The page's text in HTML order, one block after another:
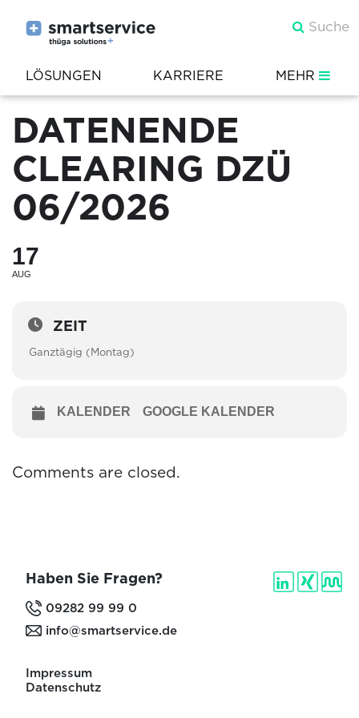
LÖSUNGEN KARRIERE MEHR
DATENENDE
CLEARING DZÜ
06/2026
17
AUG
ZEIT
Ganztägig (Montag)
KALENDER GOOGLE KALENDER
Comments are closed.
Haben Sie Fragen?
09282 99 99 0
info@smartservice.de
Impressum
Datenschutz